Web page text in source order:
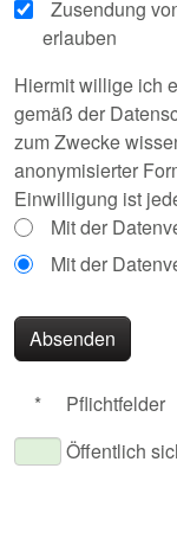
Zusendung
erlauben
Hiermit willige ich
gemäß der
zum Zwecke
anonymisierter
Einwilligung ist
Mit der
Mit der
Absenden
*
Pflichtfelder
Öffentlich